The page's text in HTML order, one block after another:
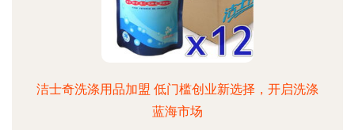
洁士奇洗涤用品加盟 低门槛创业新选择，开启洗涤
蓝海市场